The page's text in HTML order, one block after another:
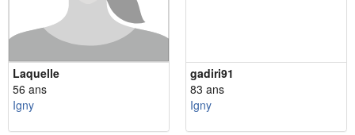
Laquelle
56 ans
Igny
gadiri91
83 ans
Igny